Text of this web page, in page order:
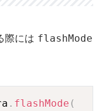
際には flashMode
. flashMode (